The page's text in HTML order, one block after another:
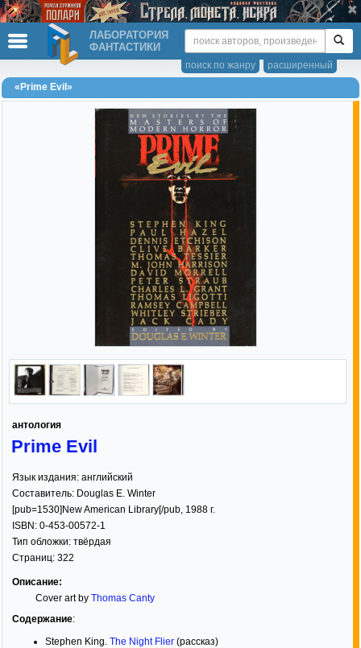
ЛАБОРАТОРИЯ
ФАНТАСТИКИ
расширенный
поиск по жанру
«Prime Evil»
антология
Prime Evil
Язык издания: английский
Составитель: Douglas E. Winter
[pub=1530]New American Library[/pub, 1988 г.
ISBN: 0-453-00572-1
Тип обложки: твёрдая
Страниц: 322
Описание:
Cover art by Thomas Canty
Содержание:
Stephen King. The Night Flier (рассказ)